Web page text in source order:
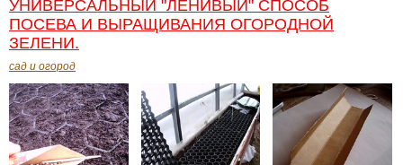
УНИВЕРСАЛЬНЫЙ "ЛЕНИВЫЙ" СПОСОБ
ПОСЕВА И ВЫРАЩИВАНИЯ ОГОРОДНОЙ
ЗЕЛЕНИ.
сад и огород